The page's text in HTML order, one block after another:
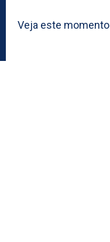
Veja este momento